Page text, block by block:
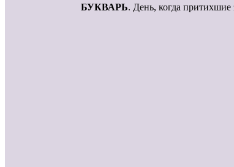
БУКВАРЬ. День, когда